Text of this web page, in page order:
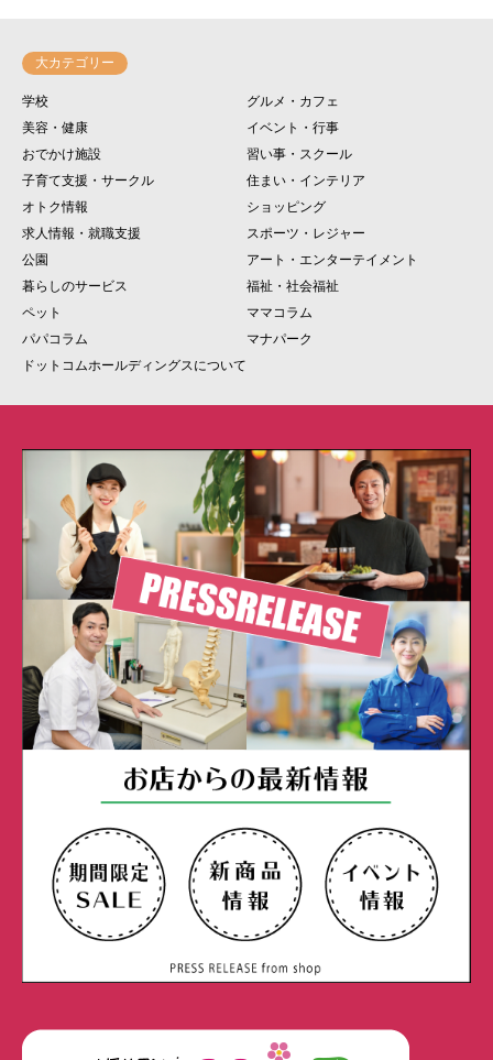
大カテゴリー
学校
グルメ・カフェ
美容・健康
イベント・行事
おでかけ施設
習い事・スクール
子育て支援・サークル
住まい・インテリア
オトク情報
ショッピング
求人情報・就職支援
スポーツ・レジャー
公園
アート・エンターテイメント
暮らしのサービス
福祉・社会福祉
ペット
ママコラム
パパコラム
マナパーク
ドットコムホールディングスについて